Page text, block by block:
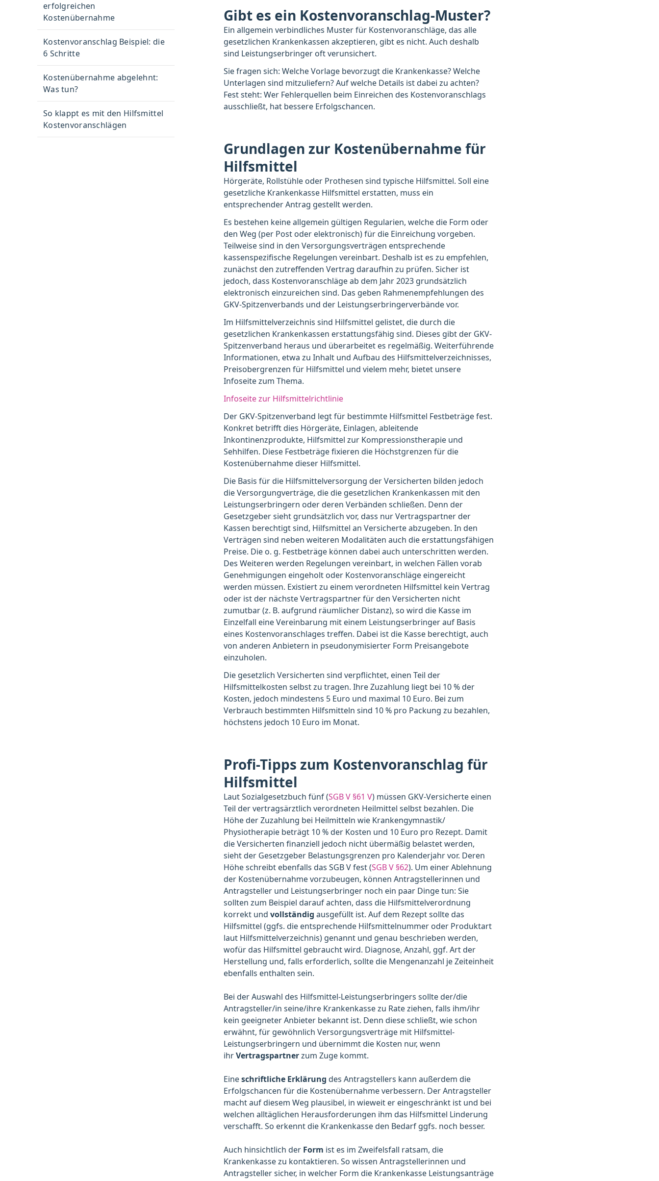
erfolgreichen
Kostenübernahme
Kostenvoranschlag Beispiel: die
6 Schritte
Kostenübernahme abgelehnt:
Was tun?
So klappt es mit den Hilfsmittel
Kostenvoranschlägen
Gibt es ein Kostenvoranschlag-Muster?
Ein allgemein verbindliches Muster für Kostenvoranschläge, das alle
gesetzlichen Krankenkassen akzeptieren, gibt es nicht. Auch deshalb
sind Leistungserbringer oft verunsichert.
Sie fragen sich: Welche Vorlage bevorzugt die Krankenkasse? Welche
Unterlagen sind mitzuliefern? Auf welche Details ist dabei zu achten?
Fest steht: Wer Fehlerquellen beim Einreichen des Kostenvoranschlags
ausschließt, hat bessere Erfolgschancen.
Grundlagen zur Kostenübernahme für
Hilfsmittel
Hörgeräte, Rollstühle oder Prothesen sind typische Hilfsmittel. Soll eine
gesetzliche Krankenkasse Hilfsmittel erstatten, muss ein
entsprechender Antrag gestellt werden.
Es bestehen keine allgemein gültigen Regularien, welche die Form oder
den Weg (per Post oder elektronisch) für die Einreichung vorgeben.
Teilweise sind in den Versorgungsverträgen entsprechende
kassenspezifische Regelungen vereinbart. Deshalb ist es zu empfehlen,
zunächst den zutreffenden Vertrag daraufhin zu prüfen. Sicher ist
jedoch, dass Kostenvoranschläge ab dem Jahr 2023 grundsätzlich
elektronisch einzureichen sind. Das geben Rahmenempfehlungen des
GKV-Spitzenverbands und der Leistungserbringerverbände vor.
Im Hilfsmittelverzeichnis sind Hilfsmittel gelistet, die durch die
gesetzlichen Krankenkassen erstattungsfähig sind. Dieses gibt der GKV-
Spitzenverband heraus und überarbeitet es regelmäßig. Weiterführende
Informationen, etwa zu Inhalt und Aufbau des Hilfsmittelverzeichnisses,
Preisobergrenzen für Hilfsmittel und vielem mehr, bietet unsere
Infoseite zum Thema.
Infoseite zur Hilfsmittelrichtlinie
Der GKV-Spitzenverband legt für bestimmte Hilfsmittel Festbeträge fest.
Konkret betrifft dies Hörgeräte, Einlagen, ableitende
Inkontinenzprodukte, Hilfsmittel zur Kompressionstherapie und
Sehhilfen. Diese Festbeträge fixieren die Höchstgrenzen für die
Kostenübernahme dieser Hilfsmittel.
Die Basis für die Hilfsmittelversorgung der Versicherten bilden jedoch
die Versorgungverträge, die die gesetzlichen Krankenkassen mit den
Leistungserbringern oder deren Verbänden schließen. Denn der
Gesetzgeber sieht grundsätzlich vor, dass nur Vertragspartner der
Kassen berechtigt sind, Hilfsmittel an Versicherte abzugeben. In den
Verträgen sind neben weiteren Modalitäten auch die erstattungsfähigen
Preise. Die o. g. Festbeträge können dabei auch unterschritten werden.
Des Weiteren werden Regelungen vereinbart, in welchen Fällen vorab
Genehmigungen eingeholt oder Kostenvoranschläge eingereicht
werden müssen. Existiert zu einem verordneten Hilfsmittel kein Vertrag
oder ist der nächste Vertragspartner für den Versicherten nicht
zumutbar (z. B. aufgrund räumlicher Distanz), so wird die Kasse im
Einzelfall eine Vereinbarung mit einem Leistungserbringer auf Basis
eines Kostenvoranschlages treffen. Dabei ist die Kasse berechtigt, auch
von anderen Anbietern in pseudonymisierter Form Preisangebote
einzuholen.
Die gesetzlich Versicherten sind verpflichtet, einen Teil der
Hilfsmittelkosten selbst zu tragen. Ihre Zuzahlung liegt bei 10 % der
Kosten, jedoch mindestens 5 Euro und maximal 10 Euro. Bei zum
Verbrauch bestimmten Hilfsmitteln sind 10 % pro Packung zu bezahlen,
höchstens jedoch 10 Euro im Monat.
Profi-Tipps zum Kostenvoranschlag für
Hilfsmittel
Laut Sozialgesetzbuch fünf (SGB V §61 V) müssen GKV-Versicherte einen
Teil der vertragsärztlich verordneten Heilmittel selbst bezahlen. Die
Höhe der Zuzahlung bei Heilmitteln wie Krankengymnastik/
Physiotherapie beträgt 10 % der Kosten und 10 Euro pro Rezept. Damit
die Versicherten finanziell jedoch nicht übermäßig belastet werden,
sieht der Gesetzgeber Belastungsgrenzen pro Kalenderjahr vor. Deren
Höhe schreibt ebenfalls das SGB V fest (SGB V §62). Um einer Ablehnung
der Kostenübernahme vorzubeugen, können Antragstellerinnen und
Antragsteller und Leistungserbringer noch ein paar Dinge tun: Sie
sollten zum Beispiel darauf achten, dass die Hilfsmittelverordnung
korrekt und vollständig ausgefüllt ist. Auf dem Rezept sollte das
Hilfsmittel (ggfs. die entsprechende Hilfsmittelnummer oder Produktart
laut Hilfsmittelverzeichnis) genannt und genau beschrieben werden,
wofür das Hilfsmittel gebraucht wird. Diagnose, Anzahl, ggf. Art der
Herstellung und, falls erforderlich, sollte die Mengenanzahl je Zeiteinheit
ebenfalls enthalten sein.
Bei der Auswahl des Hilfsmittel-Leistungserbringers sollte der/die
Antragsteller/in seine/ihre Krankenkasse zu Rate ziehen, falls ihm/ihr
kein geeigneter Anbieter bekannt ist. Denn diese schließt, wie schon
erwähnt, für gewöhnlich Versorgungsverträge mit Hilfsmittel-
Leistungserbringern und übernimmt die Kosten nur, wenn
ihrVertragspartnerzum Zuge kommt.
Eineschriftliche Erklärung des Antragstellers kann außerdem die
Erfolgschancen für die Kostenübernahme verbessern. Der Antragsteller
macht auf diesem Weg plausibel, in wieweit er eingeschränkt ist und bei
welchen alltäglichen Herausforderungen ihm das Hilfsmittel Linderung
verschafft. So erkennt die Krankenkasse den Bedarf ggfs. noch besser.
Auch hinsichtlich der Form ist es im Zweifelsfall ratsam, die
Krankenkasse zu kontaktieren. So wissen Antragstellerinnen und
Antragsteller sicher, in welcher Form die Krankenkasse Leistungsanträge